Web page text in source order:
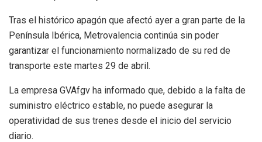
Tras el histórico apagón que afectó ayer a gran parte de la
Península Ibérica, Metrovalencia continúa sin poder
garantizar el funcionamiento normalizado de su red de
transporte este martes 29 de abril.
La empresa GVAfgv ha informado que, debido a la falta de
suministro eléctrico estable, no puede asegurar la
operatividad de sus trenes desde el inicio del servicio
diario.